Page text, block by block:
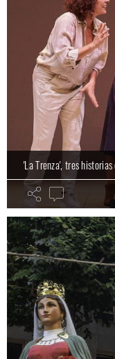
'La Trenza', tres